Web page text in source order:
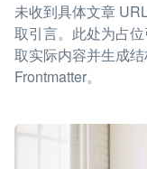
未收到具体文章
取引言。此处为占
取实际内容并生成
Frontmatter。